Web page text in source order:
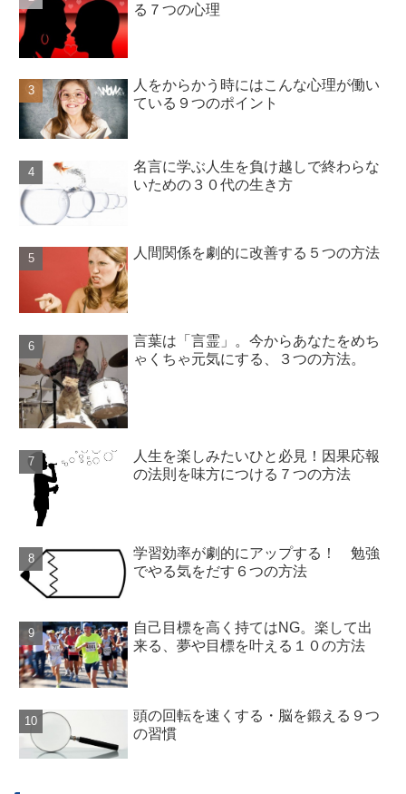
る７つの心理
人をからかう時にはこんな心理が働い
ている９つのポイント
名言に学ぶ人生を負け越しで終わらな
いための３０代の生き方
人間関係を劇的に改善する５つの方法
言葉は「言霊」。今からあなたをめち
ゃくちゃ元気にする、３つの方法。
人生を楽しみたいひと必見！因果応報
の法則を味方につける７つの方法
学習効率が劇的にアップする！ 勉強
でやる気をだす６つの方法
自己目標を高く持てはNG。楽して出
来る、夢や目標を叶える１０の方法
頭の回転を速くする・脳を鍛える９つ
の習慣